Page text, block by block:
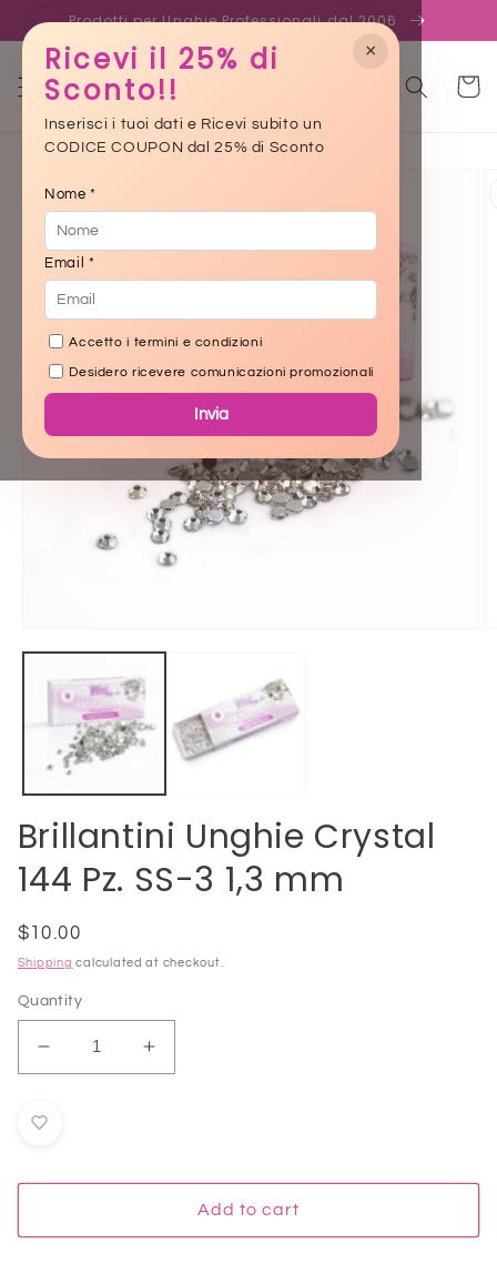
Skip toProdotti per Unghie Professionali dal 2006
Cart
product
information
media
Brillantini Unghie Crystal
144 Pz. SS-3 1,3 mm
Regular
price
$10.00
Shipping calculated at checkout.
Quantity
Decrease
quantity
Brillantini
Crystal
Increase
quantity
Crystal
Add to cart
×
Ricevi il 25% di
Sconto!!
Inserisci i tuoi dati e Ricevi subito un
CODICE COUPON dal 25% di Sconto
Nome *
Email *
Accetto i termini e condizioni
Desidero ricevere comunicazioni promozionali
Invia